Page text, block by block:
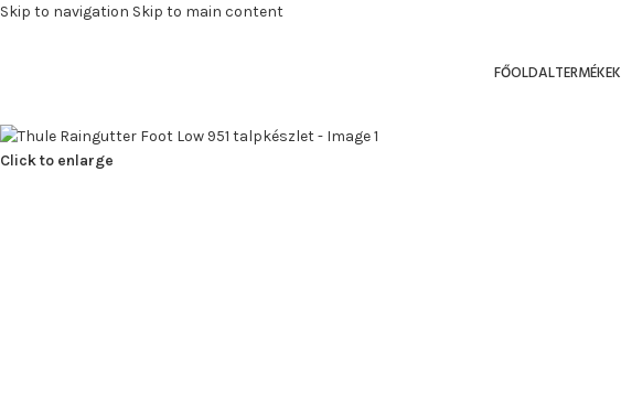
Skip to navigation Skip to main content
FŐOLDALTERMÉKEK
Click to enlarge